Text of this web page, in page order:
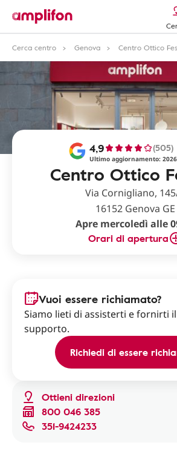
Cerca centro
Genova Centro Ottico
Centro Ottico
4,9 (505)
Ultimo aggiornamento:
Via Cornigliano,
16152 Genova GE
Apre mercoledì alle
Orari di apertura
Ottieni direzioni
800 046 385
351-9424233
Vuoi essere richiamato?
Siamo lieti di assisterti e fornirti
supporto.
Richiedi di essere